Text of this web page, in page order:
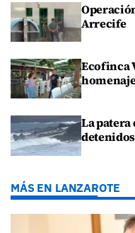
Arrecife
Ecofinca
La
MÁS EN LANZAROTE